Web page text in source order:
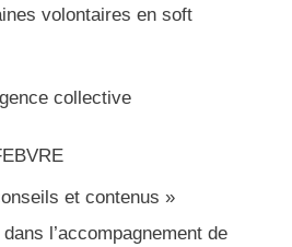
volontaires en soft
collective
et contenus »
l’accompagnement de